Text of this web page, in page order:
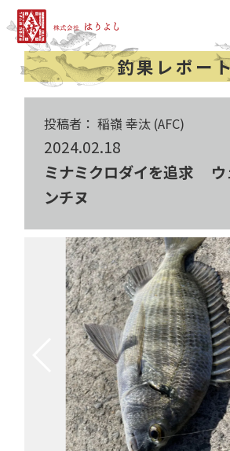
釣果レポー
投稿者： 稲嶺 幸汰 (AFC)
2024.02.18
ミナミクロダイを追求 ウ
ンチヌ